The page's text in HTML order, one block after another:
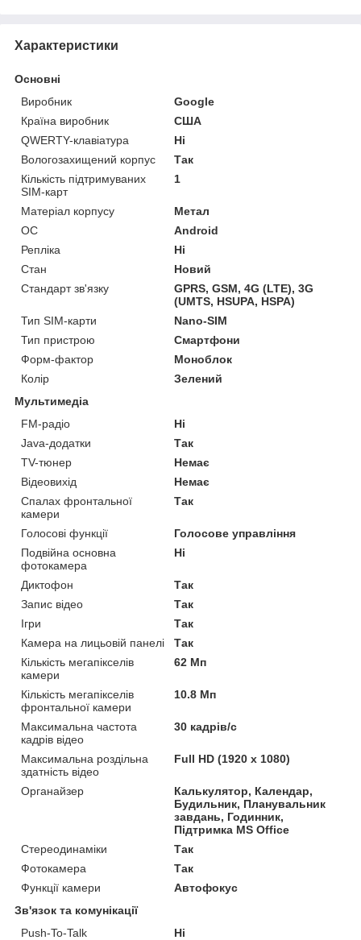
Характеристики
Основні
Виробник
Google
Країна виробник
США
QWERTY-клавіатура
Ні
Вологозахищений корпус
Так
Кількість підтримуваних
SIM-карт
1
Матеріал корпусу
Метал
ОС
Android
Репліка
Ні
Стан
Новий
Стандарт зв'язку
GPRS, GSM, 4G (LTE), 3G
(UMTS, HSUPA, HSPA)
Тип SIM-карти
Nano-SIM
Тип пристрою
Смартфони
Форм-фактор
Моноблок
Колір
Зелений
Мультимедіа
FM-радіо
Ні
Java-додатки
Так
TV-тюнер
Немає
Відеовихід
Немає
Спалах фронтальної
камери
Так
Голосові функції
Голосове управління
Подвійна основна
фотокамера
Ні
Диктофон
Так
Запис відео
Так
Ігри
Так
Камера на лицьовій панелі
Так
Кількість мегапікселів
камери
62 Мп
Кількість мегапікселів
фронтальної камери
10.8 Мп
Максимальна частота
кадрів відео
30 кадрів/с
Максимальна роздільна
здатність відео
Full HD (1920 x 1080)
Органайзер
Калькулятор, Календар,
Будильник, Планувальник
завдань, Годинник,
Підтримка MS Office
Стереодинаміки
Так
Фотокамера
Так
Функції камери
Автофокус
Зв'язок та комунікації
Push-To-Talk
Ні